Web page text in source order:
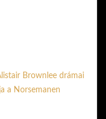
Brownlee drámai
a Norsemanen